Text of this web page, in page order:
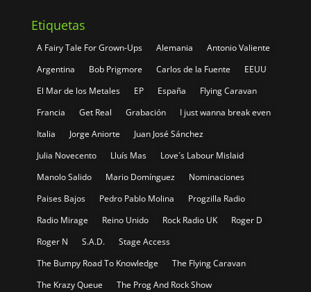
Etiquetas
A Fairy Tale For Grown-Ups Alemania
Antonio Valiente
Argentina
Bob Prigmore Carlos de la Fuente
EEUU
El Mar de los Metales
EP España
Flying Caravan
Francia
Get Real Grabación
I just wanna break even
Italia
Jorge Aniorte
Juan José Sánchez
Julia Novecento
Lluís Mas
Love´s Labour Mislaid
Manolo Salido
Mario Domínguez
Nominaciones
Paises Bajos
Pedro Pablo Molina
Progzilla Radio
Radio Mirage
Reino Unido Rock Radio UK
Roger D
Roger N
S.A.D.
Stage Access
The Bumpy Road To Knowledge
The Flying Caravan
The Krazy Queue
The Prog And Rock Show